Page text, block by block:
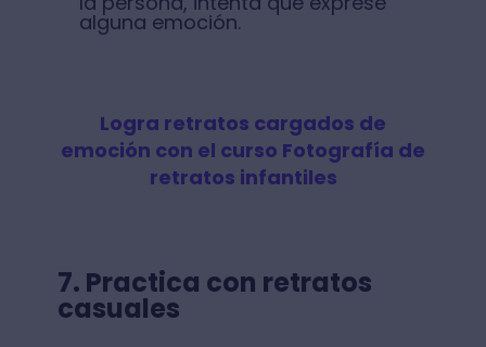
alguna emoción.
Logra retratos cargados de
emoción con el curso Fotografía de
retratos infantiles
7. Practica con retratos
casuales